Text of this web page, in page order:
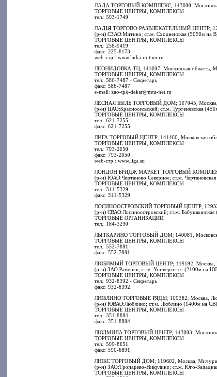
ЛАДА ТОРГОВЫЙ КОМПЛЕКС; 143000, Московская
ТОРГОВЫЕ ЦЕНТРЫ, КОМПЛЕКСЫ
тел.: 593-1749
ЛАДЬЯ ТОРГОВО-РАЗВЛЕКАТЕЛЬНЫЙ ЦЕНТР;
(р-н) СЗАО:Митино; ст.м. Сходненская (5050м на
ТОРГОВЫЕ ЦЕНТРЫ, КОМПЛЕКСЫ
тел.: 258-9419
факс: 225-8173
web-стр.: www.ladia-mitino.ru
ЛЕОНИДОВКА ТЦ; 141007, Московская область,
ТОРГОВЫЕ ЦЕНТРЫ, КОМПЛЕКСЫ
тел.: 586-7487 - Секретарь
факс: 586-7487
e-mail: zao-tpk-dekar@mtu-net.ru
ЛЕСНАЯ БЫЛЬ ТОРГОВЫЙ ДОМ; 107045, Москва,
(р-н) ЦАО:Красносельский; ст.м. Тургеневская
ТОРГОВЫЕ ЦЕНТРЫ, КОМПЛЕКСЫ
тел.: 621-7255
факс: 621-7255
ЛИГА ТОРГОВЫЙ ЦЕНТР; 141400, Московская
ТОРГОВЫЕ ЦЕНТРЫ, КОМПЛЕКСЫ
тел.: 793-2050
факс: 793-2050
web-стр.: www.liga.su
ЛОНДОН БРИДЖ МАРКЕТ ТОРГОВЫЙ КОМПЛЕКС;
(р-н) ЮАО:Чертаново Северное; ст.м.
ТОРГОВЫЕ ЦЕНТРЫ, КОМПЛЕКСЫ
тел.: 311-5329
факс: 311-5329
ЛОСИНООСТРОВСКИЙ ТОРГОВЫЙ ЦЕНТР; 129327,
(р-н) СВАО:Лосиноостровский; ст.м.
ТОРГОВЫЕ ОРГАНИЗАЦИИ
тел.: 184-3290
ЛЫТКАРИНО ТОРГОВЫЙ ДОМ; 140081,
ТОРГОВЫЕ ЦЕНТРЫ, КОМПЛЕКСЫ
тел.: 552-7881
факс: 552-7881
ЛЮБИМЫЙ ТОРГОВЫЙ ЦЕНТР; 119192, Москва,
(р-н) ЗАО:Раменки; ст.м. Университет (2100м на
ТОРГОВЫЕ ЦЕНТРЫ, КОМПЛЕКСЫ
тел.: 932-8392 - Секретарь
факс: 932-8392
ЛЮБЛИНО ТОРГОВЫЕ РЯДЫ; 109382, Москва,
(р-н) ЮВАО:Люблино; ст.м. Люблино (1400м на
ТОРГОВЫЕ ЦЕНТРЫ, КОМПЛЕКСЫ
тел.: 351-8884
факс: 351-8884
ЛЮДМИЛА ТОРГОВЫЙ ЦЕНТР; 143003,
ТОРГОВЫЕ ЦЕНТРЫ, КОМПЛЕКСЫ
тел.: 599-8651
факс: 590-6891
ЛЮКС ТОРГОВЫЙ ДОМ; 119602, Москва,
(р-н) ЗАО:Тропарево-Никулино; ст.м. Юго-
ТОРГОВЫЕ ЦЕНТРЫ, КОМПЛЕКСЫ